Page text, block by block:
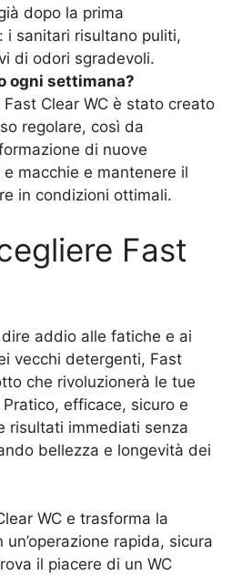
dopo la prima
i sanitari risultano puliti,
di odori sgradevoli.
ogni settimana?
Clear WC è stato creato
regolare, così da
di nuove
macchie e mantenere il
in condizioni ottimali.
Fast
addio alle fatiche e ai
vecchi detergenti, Fast
che rivoluzionerà le tue
efficace, sicuro e
risultati immediati senza
bellezza e longevità dei
WC e trasforma la
rapida, sicura
il piacere di un WC